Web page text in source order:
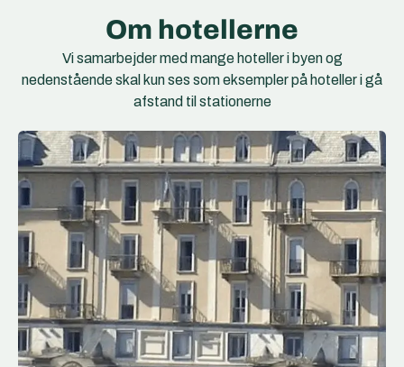
Om hotellerne
Vi samarbejder med mange hoteller i byen og
nedenstående skal kun ses som eksempler på hoteller i gå
afstand til stationerne